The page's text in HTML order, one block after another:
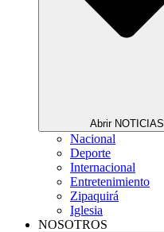
Abrir NOTICIAS
Nacional
Deporte
Internacional
Entretenimiento
Zipaquirá
Iglesia
NOSOTROS